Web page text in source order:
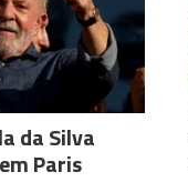
da Silva
Paris